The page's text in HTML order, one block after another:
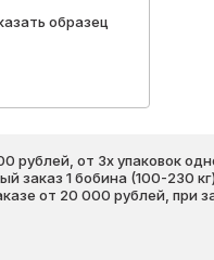
образец
рублей, от 3х упаковок
заказ 1 бобина (100-230 кг)
от 20 000 рублей, при